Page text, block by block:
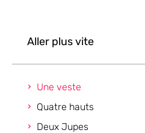
Aller plus vite
Une veste
Quatre hauts
Deux Jupes